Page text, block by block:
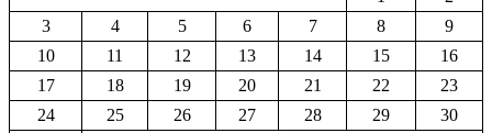
3
4 5 6 7 8
9
10
11 12 13 14 15
16
17
18 19 20 21 22
23
24
25 26 27 28 29
30